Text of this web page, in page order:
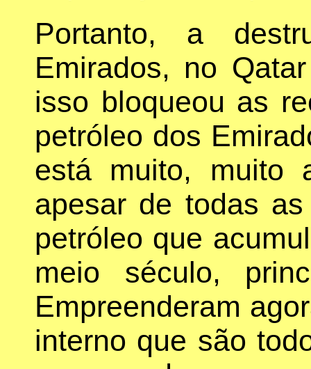
Portanto, a
Emirados, no
isso bloqueou as
petróleo dos
está muito, muito
apesar de todas
petróleo que
meio século,
Empreenderam
interno que são